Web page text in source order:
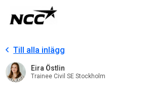
Till alla inlägg
Eira Östlin
Trainee Civil SE Stockholm